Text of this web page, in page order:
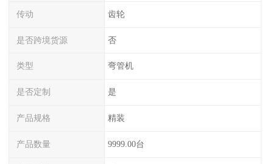
传动 齿轮
是否跨境货源 否
类型 弯管机
是否定制 是
产品规格 精装
产品数量 9999.00台